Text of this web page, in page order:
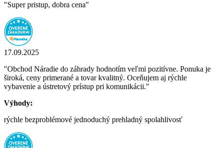
"Super pristup, dobra cena"
17.09.2025
"Obchod Náradie do záhrady hodnotím veľmi pozitívne. Ponuka je
široká, ceny primerané a tovar kvalitný. Oceňujem aj rýchle
vybavenie a ústretový prístup pri komunikácii."
Výhody:
rýchle bezproblémové jednoduchý prehladný spolahlivosť